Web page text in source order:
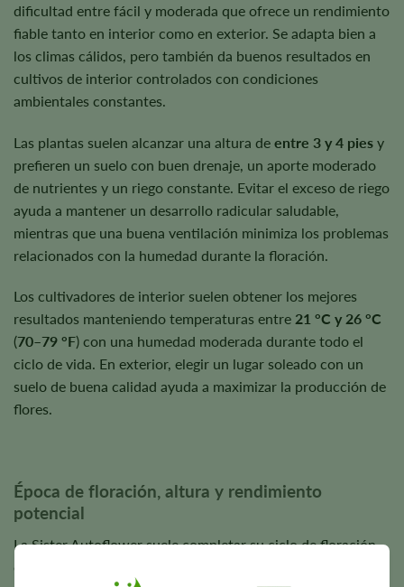
dificultad entre fácil y moderada que ofrece un rendimiento
fiable tanto en interior como en exterior. Se adapta bien a
los climas cálidos, pero también da buenos resultados en
cultivos de interior controlados con condiciones
ambientales constantes.
Las plantas suelen alcanzar una altura de entre 3 y 4 pies y
prefieren un suelo con buen drenaje, un aporte moderado
de nutrientes y un riego constante. Evitar el exceso de riego
ayuda a mantener un desarrollo radicular saludable,
mientras que una buena ventilación minimiza los problemas
relacionados con la humedad durante la floración.
Los cultivadores de interior suelen obtener los mejores
resultados manteniendo temperaturas entre 21 °C y 26 °C
(70–79 °F) con una humedad moderada durante todo el
ciclo de vida. En exterior, elegir un lugar soleado con un
suelo de buena calidad ayuda a maximizar la producción de
flores.
Época de floración, altura y rendimiento
potencial
La Sister Autoflower suele completar su ciclo de floración
en unas